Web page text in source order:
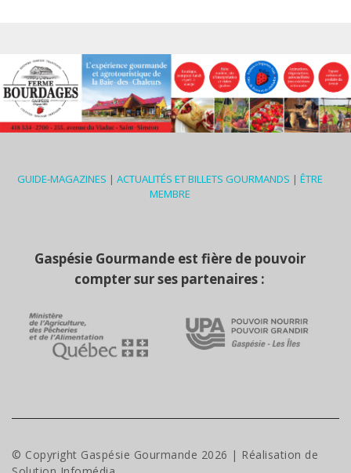
GUIDE-MAGAZINES | ACTUALITÉS ET BILLETS GOURMANDS | ÊTRE
MEMBRE
Gaspésie Gourmande est fière de pouvoir
compter sur ses partenaires :
© Copyright Gaspésie Gourmande 2026 | Réalisation de